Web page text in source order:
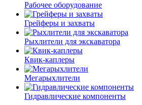
Рабочее оборудование
Грейферы и захваты
Рыхлители для экскаватора
Квик-каплеры
Мегарыхлители
Гидравлические компоненты